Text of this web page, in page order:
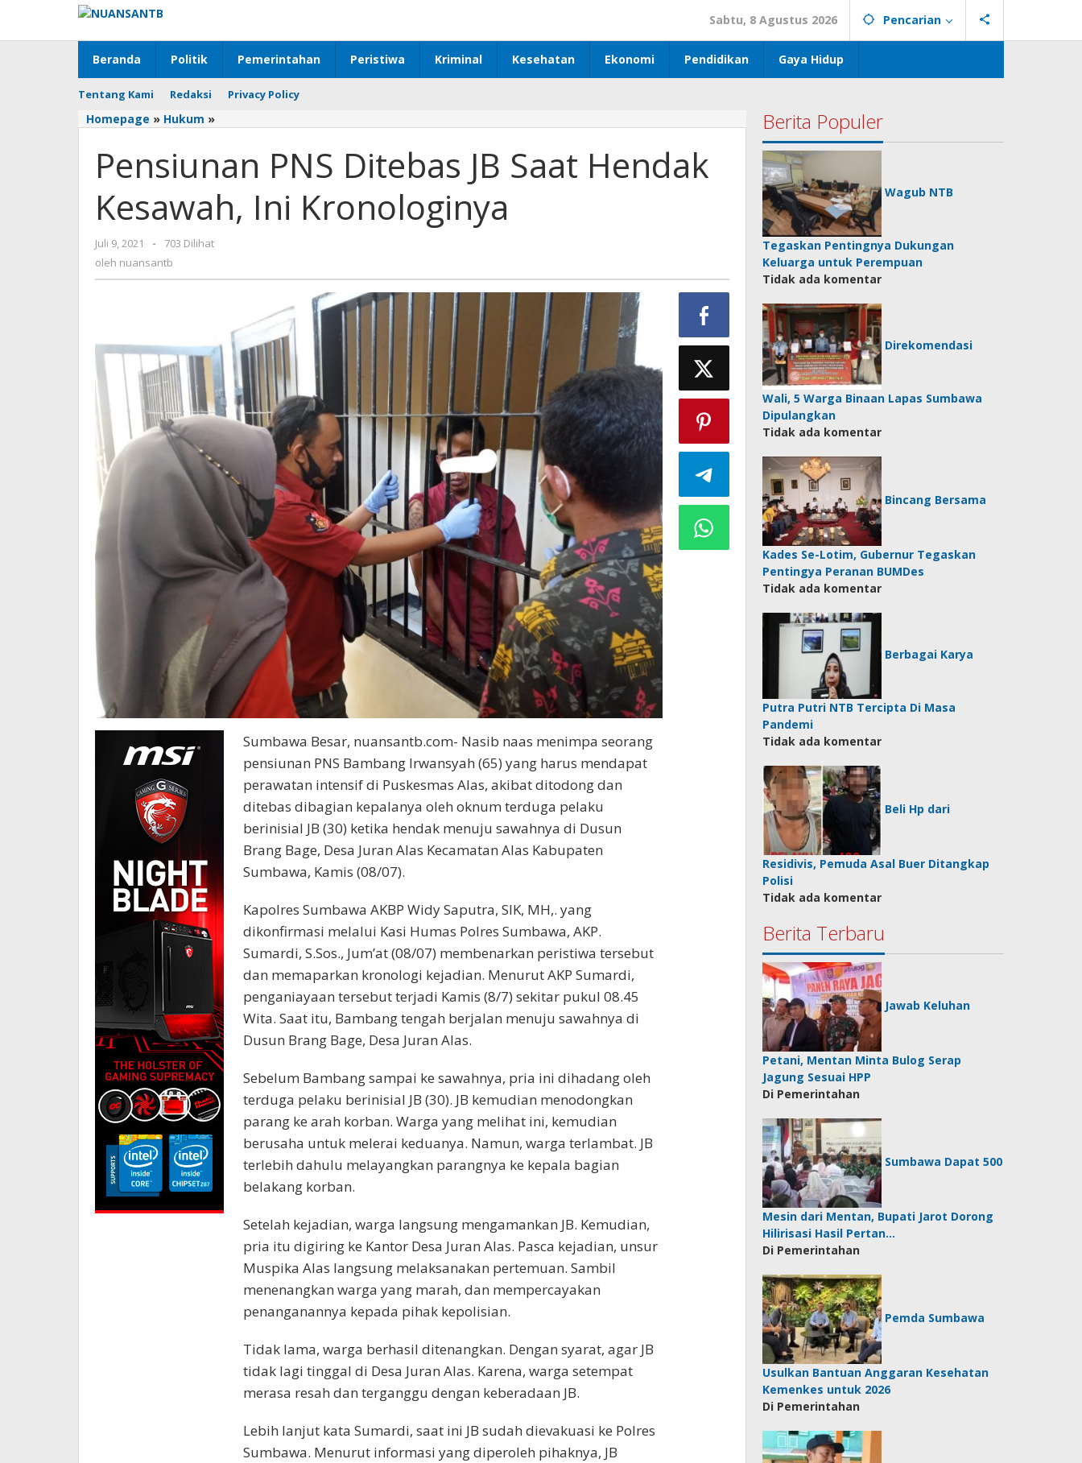
konten
Sabtu, 8 Agustus 2026 Pencarian
Beranda Politik Pemerintahan Peristiwa Kriminal Kesehatan Ekonomi Pendidikan Gaya Hidup
Tentang Kami Redaksi Privacy Policy
Homepage » Hukum »
JB
Hendak
Kesawah,
Pensiunan PNS Ditebas JB Saat Hendak
Kesawah, Ini Kronologinya
Juli 9, 2021
oleh
nuansantb
-
703 Dilihat
oleh nuansantb
Sumbawa Besar, nuansantb.com- Nasib naas menimpa seorang
pensiunan PNS Bambang Irwansyah (65) yang harus mendapat
perawatan intensif di Puskesmas Alas, akibat ditodong dan
ditebas dibagian kepalanya oleh oknum terduga pelaku
berinisial JB (30) ketika hendak menuju sawahnya di Dusun
Brang Bage, Desa Juran Alas Kecamatan Alas Kabupaten
Sumbawa, Kamis (08/07).
Kapolres Sumbawa AKBP Widy Saputra, SIK, MH,. yang
dikonfirmasi melalui Kasi Humas Polres Sumbawa, AKP.
Sumardi, S.Sos., Jum’at (08/07) membenarkan peristiwa tersebut
dan memaparkan kronologi kejadian. Menurut AKP Sumardi,
penganiayaan tersebut terjadi Kamis (8/7) sekitar pukul 08.45
Wita. Saat itu, Bambang tengah berjalan menuju sawahnya di
Dusun Brang Bage, Desa Juran Alas.
Sebelum Bambang sampai ke sawahnya, pria ini dihadang oleh
terduga pelaku berinisial JB (30). JB kemudian menodongkan
parang ke arah korban. Warga yang melihat ini, kemudian
berusaha untuk melerai keduanya. Namun, warga terlambat. JB
terlebih dahulu melayangkan parangnya ke kepala bagian
belakang korban.
Setelah kejadian, warga langsung mengamankan JB. Kemudian,
pria itu digiring ke Kantor Desa Juran Alas. Pasca kejadian, unsur
Muspika Alas langsung melaksanakan pertemuan. Sambil
menenangkan warga yang marah, dan mempercayakan
penanganannya kepada pihak kepolisian.
Tidak lama, warga berhasil ditenangkan. Dengan syarat, agar JB
tidak lagi tinggal di Desa Juran Alas. Karena, warga setempat
merasa resah dan terganggu dengan keberadaan JB.
Lebih lanjut kata Sumardi, saat ini JB sudah dievakuasi ke Polres
Sumbawa. Menurut informasi yang diperoleh pihaknya, JB
Berita Populer
Wagub NTB
Tegaskan Pentingnya Dukungan
Keluarga untuk Perempuan
Tidak ada komentar
Direkomendasi
Wali, 5 Warga Binaan Lapas Sumbawa
Dipulangkan
Tidak ada komentar
Bincang Bersama
Kades Se-Lotim, Gubernur Tegaskan
Pentingya Peranan BUMDes
Tidak ada komentar
Berbagai Karya
Putra Putri NTB Tercipta Di Masa
Pandemi
Tidak ada komentar
Beli Hp dari
Residivis, Pemuda Asal Buer Ditangkap
Polisi
Tidak ada komentar
Berita Terbaru
Jawab Keluhan
Petani, Mentan Minta Bulog Serap
Jagung Sesuai HPP
Di Pemerintahan
Sumbawa Dapat 500
Mesin dari Mentan, Bupati Jarot Dorong
Hilirisasi Hasil Pertan…
Di Pemerintahan
Pemda Sumbawa
Usulkan Bantuan Anggaran Kesehatan
Kemenkes untuk 2026
Di Pemerintahan